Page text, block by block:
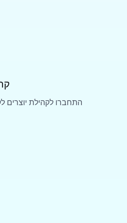
התחברו לקהילת